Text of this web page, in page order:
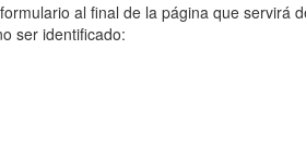
al final de la página que servirá
ser identificado: